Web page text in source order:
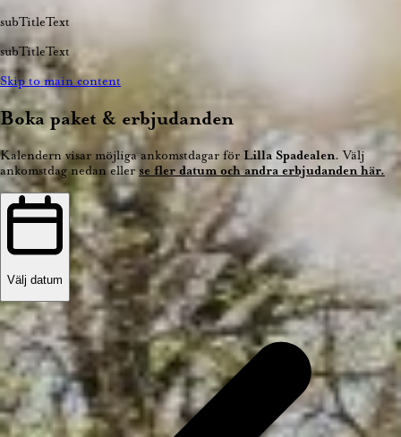
subTitleText
subTitleText
Skip to main content
Boka paket & erbjudanden
Kalendern visar möjliga ankomstdagar för Lilla Spadealen. Välj
ankomstdag nedan ellerse fler datum och andra erbjudanden här.
Välj datum